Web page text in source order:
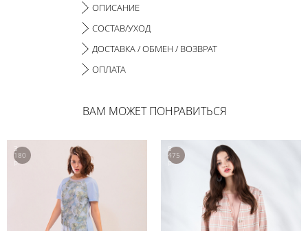
ОПИСАНИЕ
СОСТАВ/УХОД
ДОСТАВКА / ОБМЕН / ВОЗВРАТ
ОПЛАТА
ВАМ МОЖЕТ ПОНРАВИТЬСЯ
3
180
р.
8
475
р.